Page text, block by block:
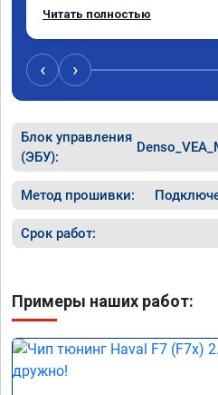
записали. Приехал в
ао11462 ,знают своё дело
Читать полностью
‹ ›
Блок управления
(ЭБУ):
Метод прошивки:
Срок работ:
Примеры наших работ: